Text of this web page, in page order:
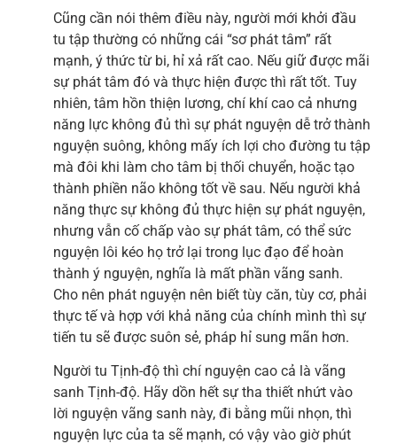
Cũng cần nói thêm điều này, người mới khởi đầu
tu tập thường có những cái “sơ phát tâm” rất
mạnh, ý thức từ bi, hỉ xả rất cao. Nếu giữ được mãi
sự phát tâm đó và thực hiện được thì rất tốt. Tuy
nhiên, tâm hồn thiện lương, chí khí cao cả nhưng
năng lực không đủ thì sự phát nguyện dễ trở thành
nguyện suông, không mấy ích lợi cho đường tu tập
mà đôi khi làm cho tâm bị thối chuyển, hoặc tạo
thành phiền não không tốt về sau. Nếu người khả
năng thực sự không đủ thực hiện sự phát nguyện,
nhưng vẫn cố chấp vào sự phát tâm, có thể sức
nguyện lôi kéo họ trở lại trong lục đạo để hoàn
thành ý nguyện, nghĩa là mất phần vãng sanh.
Cho nên phát nguyện nên biết tùy căn, tùy cơ, phải
thực tế và hợp với khả năng của chính mình thì sự
tiến tu sẽ được suôn sẻ, pháp hỉ sung mãn hơn.
Người tu Tịnh-độ thì chí nguyện cao cả là vãng
sanh Tịnh-độ. Hãy dồn hết sự tha thiết nhứt vào
lời nguyện vãng sanh này, đi bằng mũi nhọn, thì
nguyện lực của ta sẽ mạnh, có vậy vào giờ phút